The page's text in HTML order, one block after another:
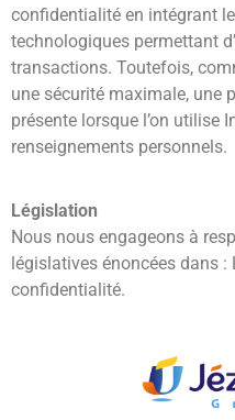
confidentialité en intégrant
technologiques permettant
transactions. Toutefois,
une sécurité maximale, une
présente lorsque l’on utilise
renseignements personnels.
Législation
Nous nous engageons à
législatives énoncées dans
confidentialité.